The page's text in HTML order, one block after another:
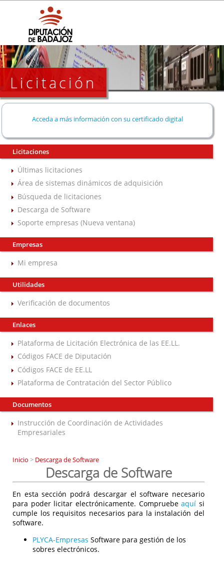
Licitación
Acceda a más información con su certificado digital
Licitaciones
Últimas licitaciones
Área de sistemas dinámicos de adquisición
Búsqueda de licitaciones
Descarga de Software
Soporte empresas (Nueva ventana)
Empresas
Mi empresa
Utilidades
Verificación de documentos
Enlaces
Plataforma de Licitación Electrónica de las EE.LL.
Códigos FACE de Diputación
Códigos FACE de EE.LL
Plataforma de Contratación del Sector Público
Documentos
Instrucción de Coordinación de Actividades
Empresariales
Inicio > Descarga de Software
Descarga de Software
En esta sección podrá descargar el software necesario
para poder licitar electrónicamente. Compruebeaquí si
cumple los requisitos necesarios para la instalación del
software.
PLYCA-Empresas Software para gestión de los
sobres electrónicos.